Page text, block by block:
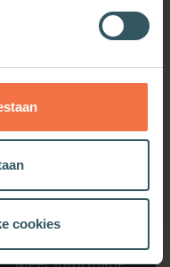
cookies
Meer informatie